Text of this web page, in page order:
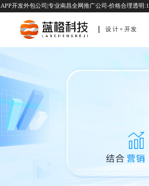
开发外包公司|专业南昌全网推广公司-价格合理透明
设计+开发